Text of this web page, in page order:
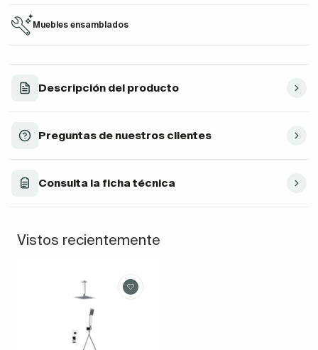
Muebles ensamblados
Descripción del producto
Preguntas de nuestros clientes
Consulta la ficha técnica
Vistos recientemente